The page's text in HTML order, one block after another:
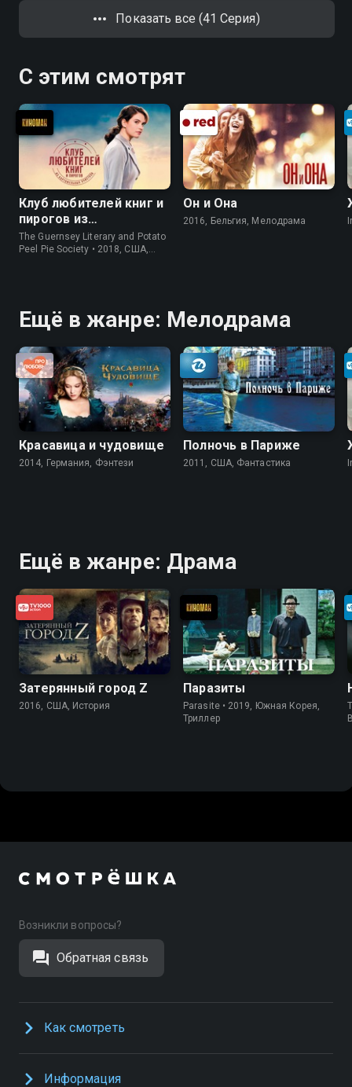
Показать все (41 Серия)
С этим смотрят
Клуб любителей книг и
пирогов из
картофельных
очистков
The Guernsey Literary and Potato
Peel Pie Society • 2018, США,
Он и Она
2016, Бельгия, Мелодрама
Ещё в жанре: Мелодрама
Красавица и чудовище
2014, Германия, Фэнтези
Полночь в Париже
2011, США, Фантастика
Ещё в жанре: Драма
Затерянный город Z
2016, США, История
Паразиты
Parasite • 2019, Южная Корея,
Триллер
Возникли вопросы?
Обратная связь
Как смотреть
Информация